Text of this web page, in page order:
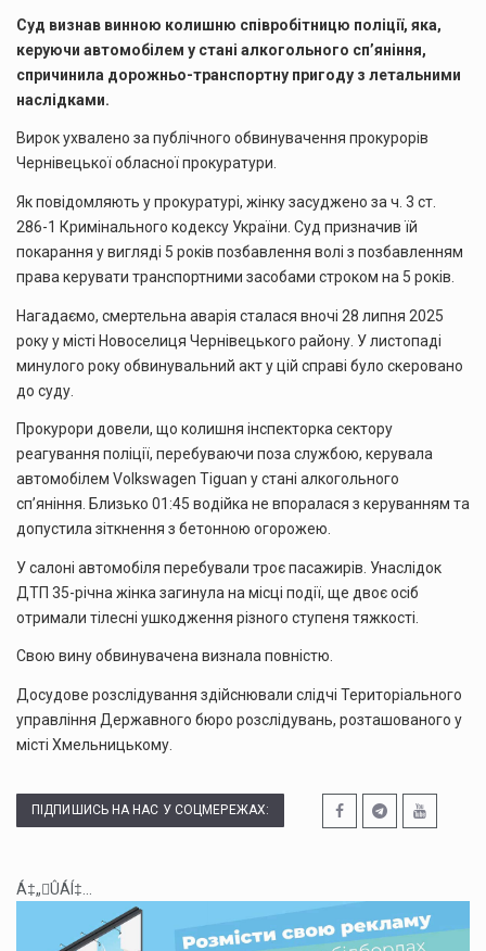
Суд визнав винною колишню співробітницю поліції, яка,
керуючи автомобілем у стані алкогольного сп’яніння,
спричинила дорожньо-транспортну пригоду з летальними
наслідками.
Вирок ухвалено за публічного обвинувачення прокурорів
Чернівецької обласної прокуратури.
Як повідомляють у прокуратурі, жінку засуджено за ч. 3 ст.
286-1 Кримінального кодексу України. Суд призначив їй
покарання у вигляді 5 років позбавлення волі з позбавленням
права керувати транспортними засобами строком на 5 років.
Нагадаємо, смертельна аварія сталася вночі 28 липня 2025
року у місті Новоселиця Чернівецького району. У листопаді
минулого року обвинувальний акт у цій справі було скеровано
до суду.
Прокурори довели, що колишня інспекторка сектору
реагування поліції, перебуваючи поза службою, керувала
автомобілем Volkswagen Tiguan у стані алкогольного
сп’яніння. Близько 01:45 водійка не впоралася з керуванням та
допустила зіткнення з бетонною огорожею.
У салоні автомобіля перебували троє пасажирів. Унаслідок
ДТП 35-річна жінка загинула на місці події, ще двоє осіб
отримали тілесні ушкодження різного ступеня тяжкості.
Свою вину обвинувачена визнала повністю.
Досудове розслідування здійснювали слідчі Територіального
управління Державного бюро розслідувань, розташованого у
місті Хмельницькому.
ПІДПИШИСЬ НА НАС У СОЦМЕРЕЖАХ:
Á‡„ÛÁÍ‡...